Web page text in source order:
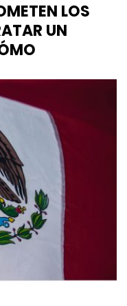
LOS
UN